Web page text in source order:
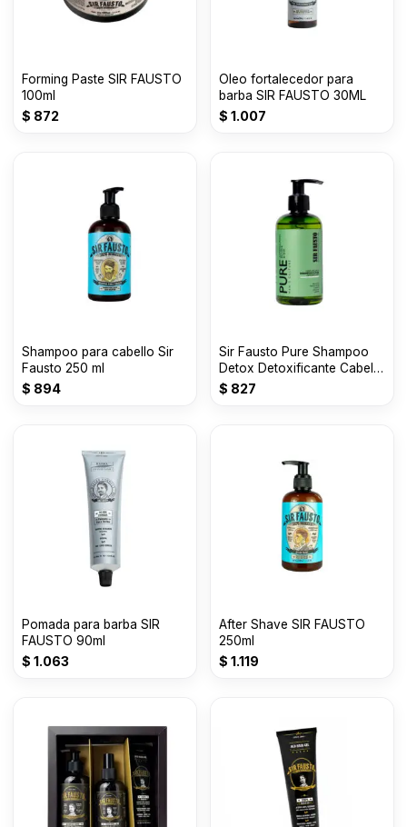
Forming Paste SIR FAUSTO
100ml
$ 872
Oleo fortalecedor para
barba SIR FAUSTO 30ML
$ 1.007
Shampoo para cabello Sir
Fausto 250 ml
$ 894
Sir Fausto Pure Shampoo
Detox Detoxificante Cabello
X 250ml
$ 827
Pomada para barba SIR
FAUSTO 90ml
$ 1.063
After Shave SIR FAUSTO
250ml
$ 1.119